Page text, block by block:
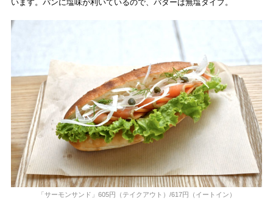
います。パンに塩味が利いているので、バターは無塩タイプ。
「サーモンサンド」605円（テイクアウト）/617円（イートイン）